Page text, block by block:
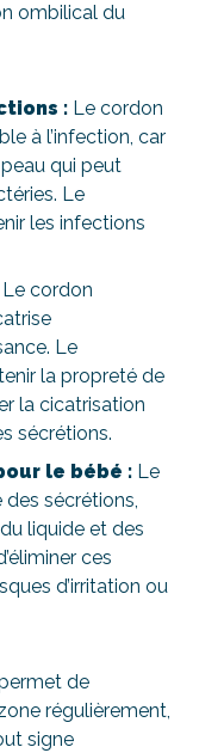
ombilical du
: Le cordon
à l’infection, car
peau qui peut
Le
les infections
Le cordon
Le
la propreté de
la cicatrisation
sécrétions.
le bébé : Le
sécrétions,
liquide et des
ces
d’irritation ou
de
régulièrement,
signe